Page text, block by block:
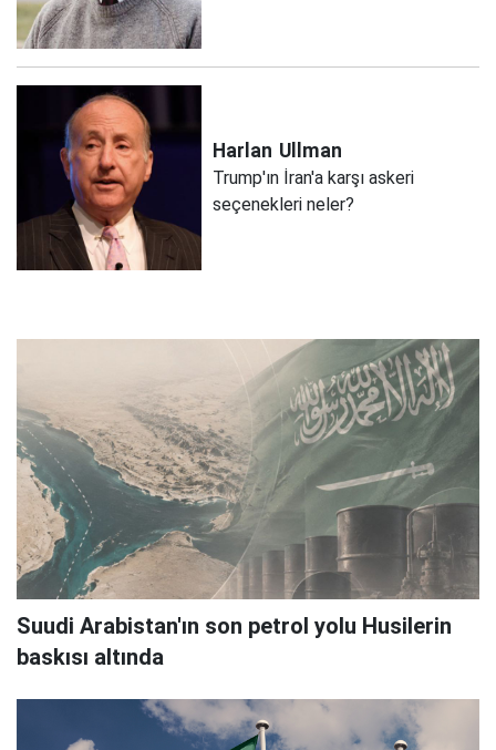
Harlan Ullman
Trump'ın İran'a karşı askeri
seçenekleri neler?
Suudi Arabistan'ın son petrol yolu Husilerin
baskısı altında